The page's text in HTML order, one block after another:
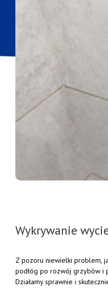
Wykrywanie
Z pozoru niewielki problem,
podłóg po rozwój grzybów i
Działamysprawnie i